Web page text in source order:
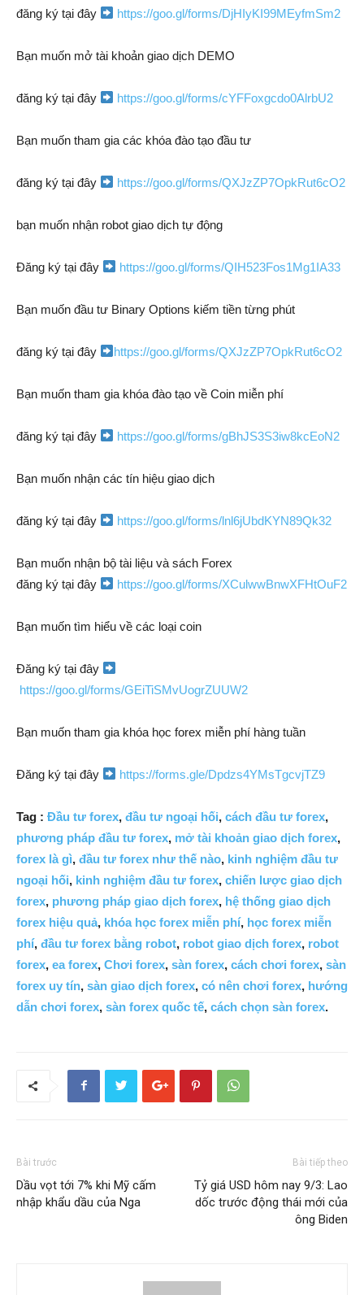
đăng ký tại đây https://goo.gl/forms/DjHIyKI99MEyfmSm2
Bạn muốn mở tài khoản giao dịch DEMO
đăng ký tại đây https://goo.gl/forms/cYFFoxgcdo0AlrbU2
Bạn muốn tham gia các khóa đào tạo đầu tư
đăng ký tại đây https://goo.gl/forms/QXJzZP7OpkRut6cO2
bạn muốn nhận robot giao dịch tự động
Đăng ký tại đây https://goo.gl/forms/QIH523Fos1Mg1IA33
Bạn muốn đầu tư Binary Options kiếm tiền từng phút
đăng ký tại đây https://goo.gl/forms/QXJzZP7OpkRut6cO2
Bạn muốn tham gia khóa đào tạo về Coin miễn phí
đăng ký tại đây https://goo.gl/forms/gBhJS3S3iw8kcEoN2
Bạn muốn nhận các tín hiệu giao dịch
đăng ký tại đây https://goo.gl/forms/lnl6jUbdKYN89Qk32
Bạn muốn nhận bộ tài liệu và sách Forex
đăng ký tại đây
https://goo.gl/forms/XCulwwBnwXFHtOuF2
Bạn muốn tìm hiểu về các loại coin
Đăng ký tại đây
https://goo.gl/forms/GEiTiSMvUogrZUUW2
Bạn muốn tham gia khóa học forex miễn phí hàng tuần
Đăng ký tại đây https://forms.gle/Dpdzs4YMsTgcvjTZ9
Tag : Đầu tư forex, đầu tư ngoại hối, cách đầu tư forex,
phương pháp đầu tư forex, mở tài khoản giao dịch forex,
forex là gì, đầu tư forex như thế nào, kinh nghiệm đầu tư
ngoại hối, kinh nghiệm đầu tư forex, chiến lược giao dịch
forex, phương pháp giao dịch forex, hệ thống giao dịch
forex hiệu quả, khóa học forex miễn phí, học forex miễn
phí, đầu tư forex bằng robot, robot giao dịch forex, robot
forex, ea forex, Chơi forex, sàn forex, cách chơi forex, sàn
forex uy tín, sàn giao dịch forex, có nên chơi forex, hướng
dẫn chơi forex, sàn forex quốc tế, cách chọn sàn forex.
Bài trước
Dầu vọt tới 7% khi Mỹ cấm
nhập khẩu dầu của Nga
Bài tiếp theo
Tỷ giá USD hôm nay 9/3: Lao
dốc trước động thái mới của
ông Biden